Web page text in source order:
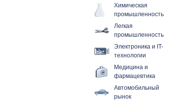
Химическая
промышленность
Легкая
промышленность
Электроника и IT-
технологии
Медицина и
фармацевтика
Автомобильный
рынок